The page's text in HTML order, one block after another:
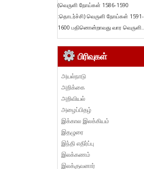
(வெருளி நோய்கள் 1586-1590
:தொடர்ச்சி) வெருளி நோய்கள் 1591-
1600 பதினொன்றாவது வார வெருளி...
பிரிவுகள்
அயல்நாடு
அறிக்கை
அறிவியல்
அழைப்பிதழ்
இக்கால இலக்கியம்
இதழுரை
இந்தி எதிர்ப்பு
இலக்கணம்
இலக்குவனார்